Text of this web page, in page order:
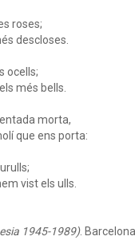
roses;
descloses.
ocells;
més bells.
morta,
que ens porta:
vist els ulls.
1945-1989).